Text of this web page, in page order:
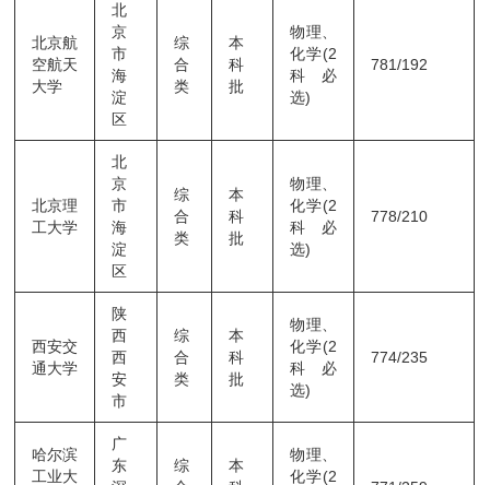
北京航
空航天
大学
北
京
市
海
淀
区
综
合
类
本
科
批
物理、
化学(2
科必
选)
781/192
北京理
工大学
北
京
市
海
淀
区
综
合
类
本
科
批
物理、
化学(2
科必
选)
778/210
西安交
通大学
陕
西
西
安
市
综
合
类
本
科
批
物理、
化学(2
科必
选)
774/235
哈尔滨
工业大
广
东
综
本
物理、
化学(2